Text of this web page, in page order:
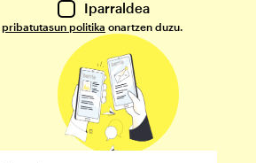
Iparraldea
pribatutasun politika onartzen duzu.